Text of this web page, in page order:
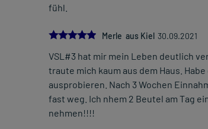
fühl.
5.0
Merle aus Kiel 30.09.2021
VSL#3 hat mir mein Leben deutlich
traute mich kaum aus dem Haus.
ausprobieren. Nach 3 Wochen
fast weg. Ich nhem 2 Beutel am Tag
nehmen!!!!